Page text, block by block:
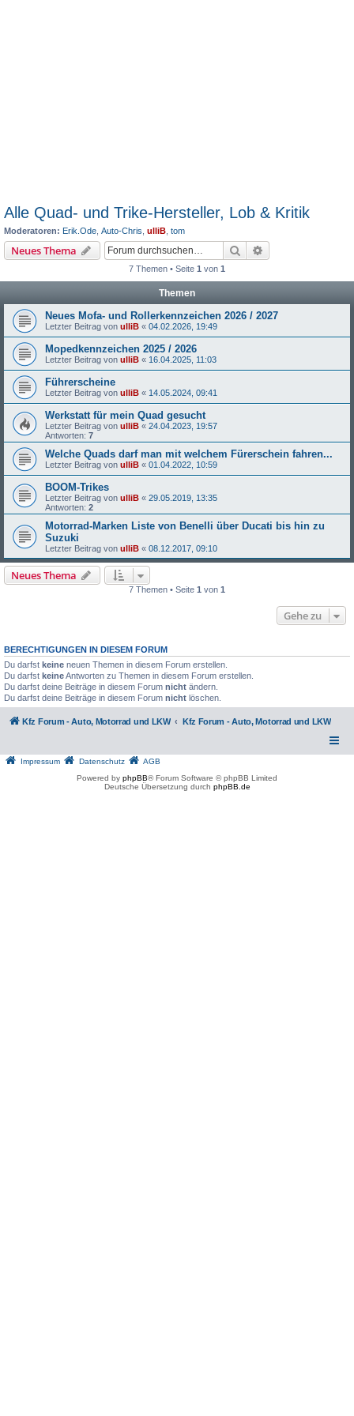
Alle Quad- und Trike-Hersteller, Lob & Kritik
Moderatoren: Erik.Ode Auto-Chris ulliB tom
Neues Thema Suche
7 Themen • Seite 1 von 1
Themen
Neues Mofa- und Rollerkennzeichen 2026 / 2027
Letzter Beitrag von ulliB « 04.02.2026, 19:49
Mopedkennzeichen 2025 / 2026
Letzter Beitrag von ulliB « 16.04.2025, 11:03
Führerscheine
Letzter Beitrag von ulliB « 14.05.2024, 09:41
Werkstatt für mein Quad gesucht
Letzter Beitrag von ulliB « 24.04.2023, 19:57
Antworten: 7
Welche Quads darf man mit welchem Fürerschein fahren...
Letzter Beitrag von ulliB « 01.04.2022, 10:59
BOOM-Trikes
Letzter Beitrag von ulliB « 29.05.2019, 13:35
Antworten: 2
Motorrad-Marken Liste von Benelli über Ducati bis hin zu
Suzuki
Letzter Beitrag von ulliB « 08.12.2017, 09:10
Neues Thema
7 Themen • Seite 1 von 1
Gehe zu
BERECHTIGUNGEN IN DIESEM FORUM
Du darfst keine neuen Themen in diesem Forum erstellen.
Du darfst keineAntworten zu Themen in diesem Forum erstellen.
Du darfst deine Beiträge in diesem Forum nicht ändern.
Du darfst deine Beiträge in diesem Forum nicht löschen.
Kfz Forum - Auto, Motorrad und LKW Kfz Forum - Auto, Motorrad und LKW
Impressum Datenschutz
AGB
Powered by phpBB® Forum Software © phpBB Limited
Deutsche Übersetzung durch phpBB.de